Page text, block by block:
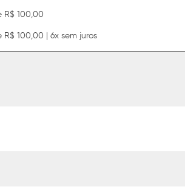
R$ 100,00
100,00 | 6x sem juros